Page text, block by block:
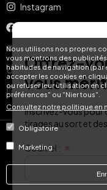
Nous utilisons nos propres
vous montrons des
habitudes de navigation (par
accepter les cookies en
ou refuser leur utilisation en
préférences" ou "Nier tous".
Consultez notre politique en
Obligatoire
Marketing
Instagram
YouTube
TikTok
LinkedIn
©
Tel: +34
Offrez-
vous
Inscrivez-vous pour
tirages au sort et
Courriel :